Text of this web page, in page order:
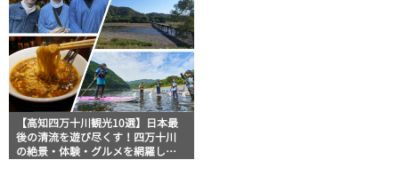
【高知四万十川観光10選】日本最
後の清流を遊び尽くす！四万十川
の絶景・体験・グルメを網羅した